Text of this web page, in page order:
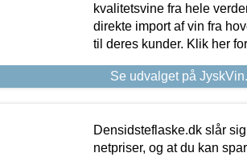
kvalitetsvine fra hele
direkte import af vin fra
til deres kunder. Klik her
Se udvalget på
Densidsteflaske.dk slår
netpriser, og at du kan